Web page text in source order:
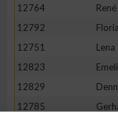
12764
René
12792
12751
Lena
12823
12829
12785